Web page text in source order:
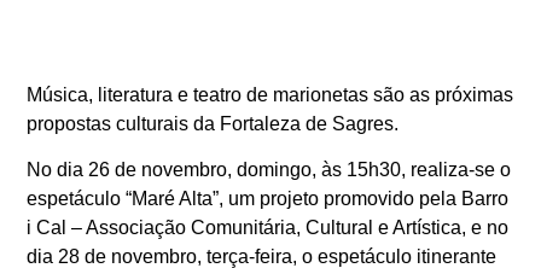
Música, literatura e teatro de marionetas são as próximas
propostas culturais da Fortaleza de Sagres.
No dia 26 de novembro, domingo, às 15h30, realiza-se o
espetáculo “Maré Alta”, um projeto promovido pela Barro
i Cal – Associação Comunitária, Cultural e Artística, e no
dia 28 de novembro, terça-feira, o espetáculo itinerante